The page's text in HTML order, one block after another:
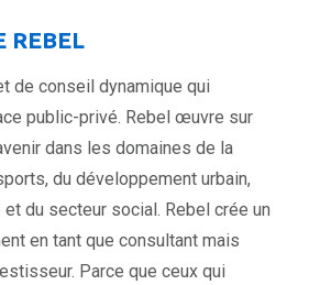
REBEL
de conseil dynamique qui
public-privé. Rebel œuvre sur
dans les domaines de la
du développement urbain,
du secteur social. Rebel crée un
en tant que consultant mais
Parce que ceux qui